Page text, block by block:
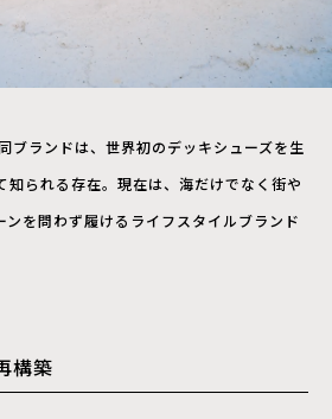
ブランドは、世界初のデッキシューズを生
知られる存在。現在は、海だけでなく街や
ンを問わず履けるライフスタイルブランド
構築